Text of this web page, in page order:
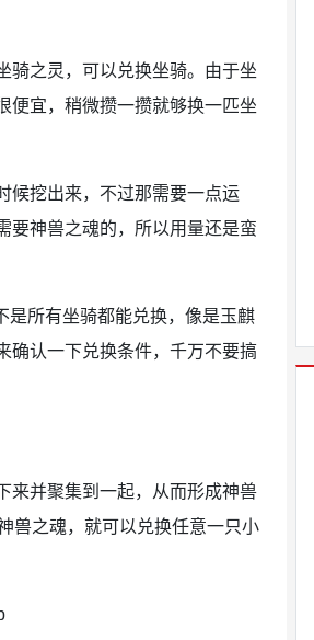
之灵，可以兑换坐骑。由于坐
便宜，稍微攒一攒就够换一匹坐
候挖出来，不过那需要一点运
要神兽之魂的，所以用量还是蛮
是所有坐骑都能兑换，像是玉麒
确认一下兑换条件，千万不要搞
来并聚集到一起，从而形成神兽
兽之魂，就可以兑换任意一只小